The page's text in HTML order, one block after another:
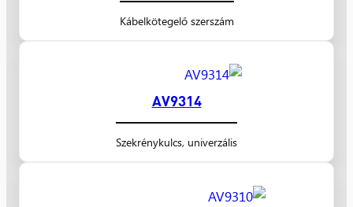
Kábelkötegelő szerszám
AV9314
Szekrénykulcs, univerzális